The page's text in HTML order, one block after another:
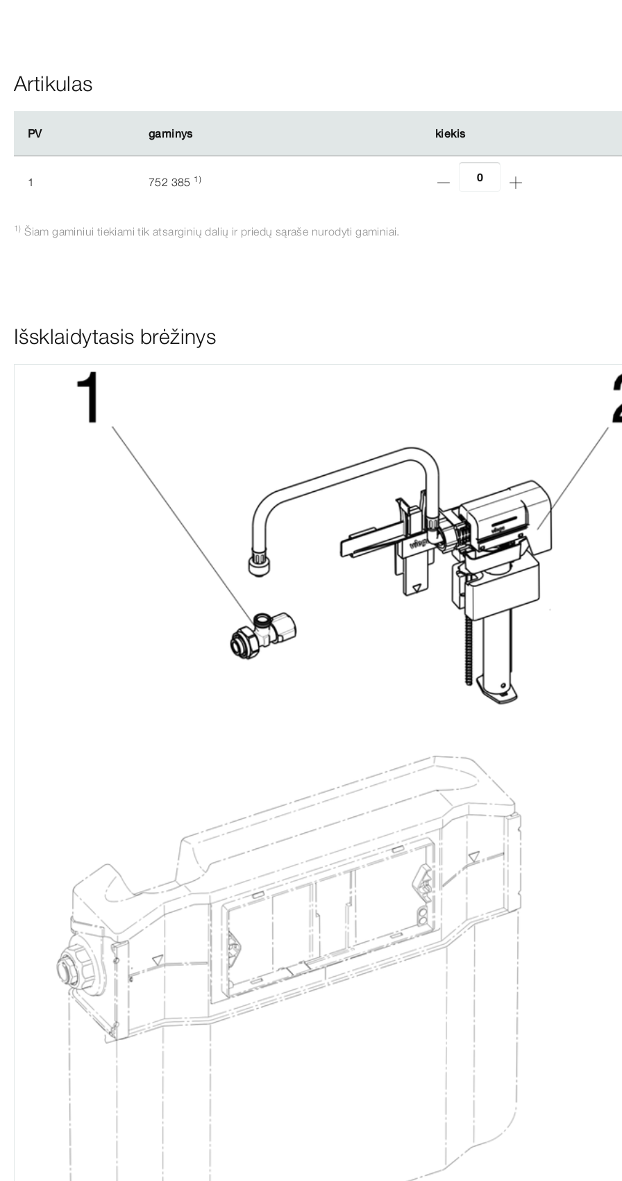
Artikulas
PV gaminys kiekis
PV gaminys kiekis
1 752 385 1)
1) Šiam gaminiui tiekiami tik atsarginių dalių ir priedų sąraše nurodyti gaminiai.
Išsklaidytasis brėžinys